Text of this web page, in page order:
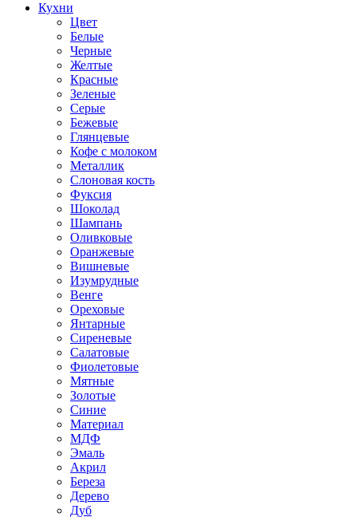
Кухни
Цвет
Белые
Черные
Желтые
Красные
Зеленые
Серые
Бежевые
Глянцевые
Кофе с молоком
Металлик
Слоновая кость
Фуксия
Шоколад
Шампань
Оливковые
Оранжевые
Вишневые
Изумрудные
Венге
Ореховые
Янтарные
Сиреневые
Салатовые
Фиолетовые
Мятные
Золотые
Синие
Материал
МДФ
Эмаль
Акрил
Береза
Дерево
Дуб